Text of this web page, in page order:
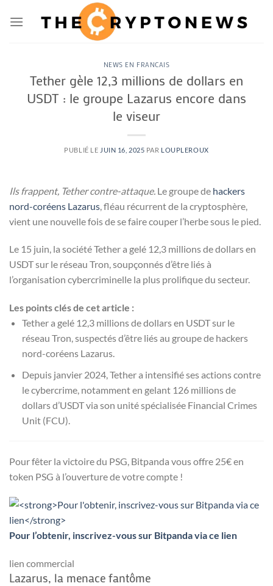
NEWS EN FRANCAIS
Tether gèle 12,3 millions de dollars en
USDT : le groupe Lazarus encore dans
le viseur
PUBLIÉ LE JUIN 16, 2025 PAR LOUPLEROUX
Ils frappent, Tether contre-attaque. Le groupe de hackers
nord-coréens Lazarus , fléau récurrent de la cryptosphère,
vient une nouvelle fois de se faire couper l’herbe sous le pied.
Le 15 juin, la société Tether a gelé 12,3 millions de dollars en
USDT sur le réseau Tron, soupçonnés d’être liés à
l’organisation cybercriminelle la plus prolifique du secteur.
Les points clés de cet article :
Tether a gelé 12,3 millions de dollars en USDT sur le
réseau Tron, suspectés d’être liés au groupe de hackers
nord-coréens Lazarus.
Depuis janvier 2024, Tether a intensifié ses actions contre
le cybercrime, notamment en gelant 126 millions de
dollars d’USDT via son unité spécialisée Financial Crimes
Unit (FCU).
Pour fêter la victoire du PSG, Bitpanda vous offre 25€ en
token PSG à l’ouverture de votre compte !
Pour l’obtenir, inscrivez-vous sur Bitpanda via ce lien
lien commercial
Lazarus, la menace fantôme